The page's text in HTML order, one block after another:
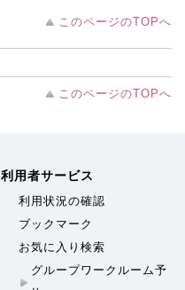
このページのTOPへ
このページのTOPへ
利用者サービス
利用状況の確認
ブックマーク
お気に入り検索
グループワークルーム予